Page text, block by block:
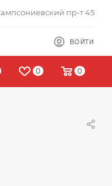
пр-т 45
ВОЙТИ
0 0